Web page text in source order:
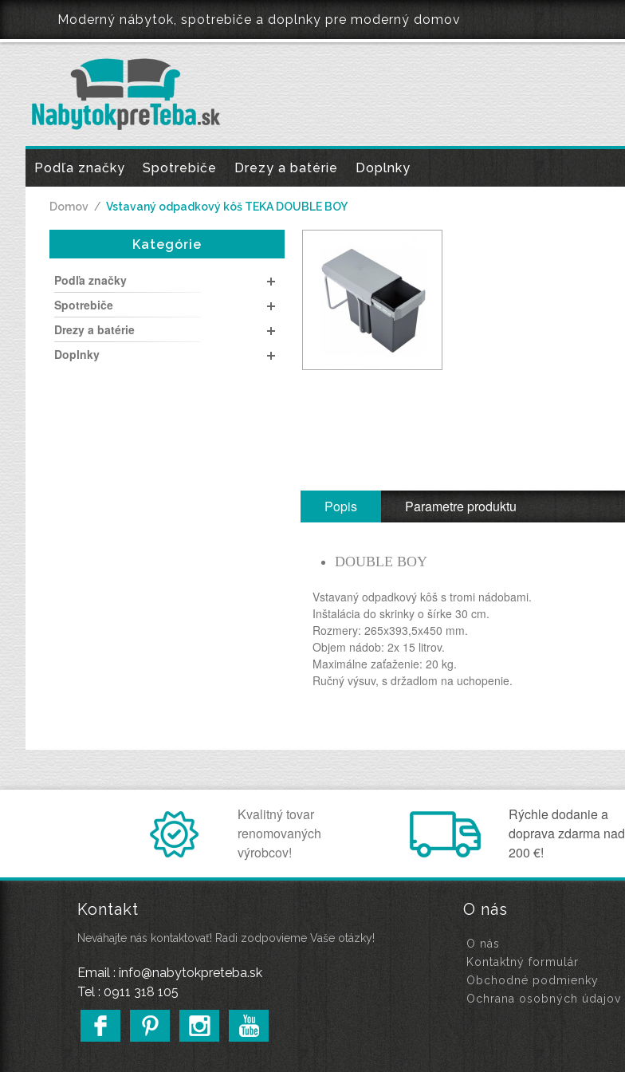
Moderný nábytok, spotrebiče a doplnky pre moderný domov
Podľa značky Spotrebiče Drezy a batérie Doplnky
Domov / Vstavaný odpadkový kôš TEKA DOUBLE BOY
Popis Parametre produktu
DOUBLE BOY
Vstavaný odpadkový kôš s tromi nádobami.
Inštalácia do skrinky o šírke 30 cm.
Rozmery: 265x393,5x450 mm.
Objem nádob: 2x 15 litrov.
Maximálne zaťaženie: 20 kg.
Ručný výsuv, s držadlom na uchopenie.
Kategórie
Podľa značky
Spotrebiče
Drezy a batérie
Doplnky
Kvalitný tovar
renomovaných
výrobcov!
Rýchle dodanie a
doprava zdarma nad
200 €!
O nás
O nás
Kontaktný formulár
Obchodné podmienky
Ochrana osobných údajov
Kontakt
Neváhajte nás kontaktovať! Radi zodpovieme Vaše otázky!
Email : info@nabytokpreteba.sk
Tel : 0911 318 105